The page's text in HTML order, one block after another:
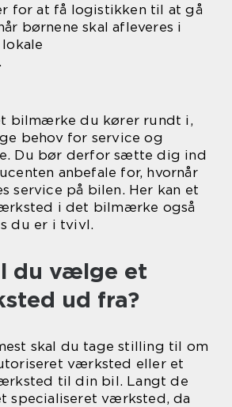
for at få logistikken til at gå
børnene skal afleveres i
bilmærke du kører rundt i,
behov for service og
Du bør derfor sætte dig ind
anbefale for, hvornår
service på bilen. Her kan et
i det bilmærke også
du er i tvivl.
du vælge et
ud fra?
skal du tage stilling til om
værksted eller et
til din bil. Langt de
specialiseret værksted, da